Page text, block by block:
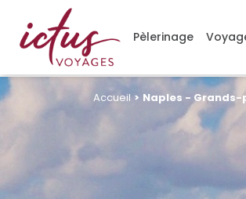
Gérer mes cookies
Pèlerinage
Accueil > Naples -